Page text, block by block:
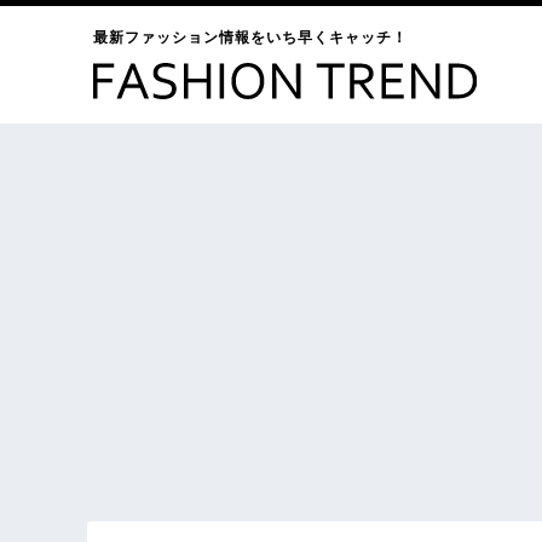
最新ファッション情報をいち早くキャッチ！